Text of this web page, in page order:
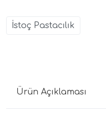
İstoç Pastacılık
Ürün Açıklaması